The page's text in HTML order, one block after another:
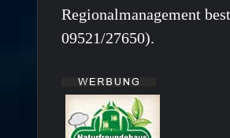
Regionalmanagement
09521/27650).